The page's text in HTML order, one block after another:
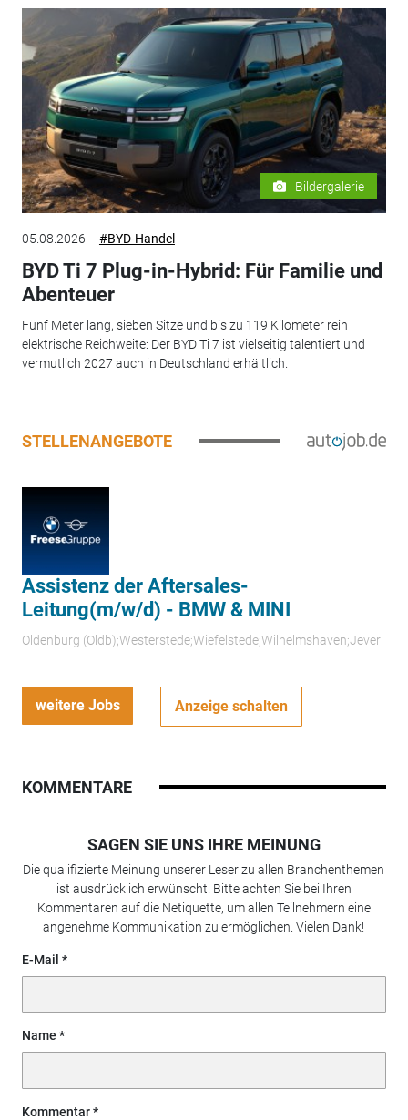
Bildergalerie
05.08.2026 #BYD-Handel
BYD Ti 7 Plug-in-Hybrid: Für Familie und
Abenteuer
Fünf Meter lang, sieben Sitze und bis zu 119 Kilometer rein
elektrische Reichweite: Der BYD Ti 7 ist vielseitig talentiert und
vermutlich 2027 auch in Deutschland erhältlich.
STELLENANGEBOTE
Assistenz der Aftersales-
Leitung(m/w/d) - BMW & MINI
Oldenburg (Oldb);Westerstede;Wiefelstede;Wilhelmshaven;Jever
weitere Jobs Anzeige schalten
KOMMENTARE
SAGEN SIE UNS IHRE MEINUNG
Die qualifizierte Meinung unserer Leser zu allen Branchenthemen
ist ausdrücklich erwünscht. Bitte achten Sie bei Ihren
Kommentaren auf die Netiquette, um allen Teilnehmern eine
angenehme Kommunikation zu ermöglichen. Vielen Dank!
E-Mail
Name
Kommentar